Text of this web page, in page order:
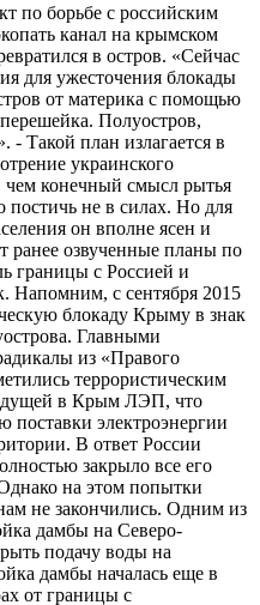
по борьбе с российским
канал на крымском
в остров. «Сейчас
для ужесточения блокады
от материка с помощью
Полуостров,
- Такой план излагается в
украинского
конечный смысл рытья
постичь не в силах. Но для
он вполне ясен и
ранее озвученные планы по
границы с Россией и
Напомним, с сентября 2015
блокаду Крыму в знак
Главными
из «Правого
террористическим
в Крым ЛЭП, что
электроэнергии
В ответ России
закрыло все его
на этом попытки
не закончились. Одним из
дамбы на Северо-
подачу воды на
дамбы началась еще в
от границы с